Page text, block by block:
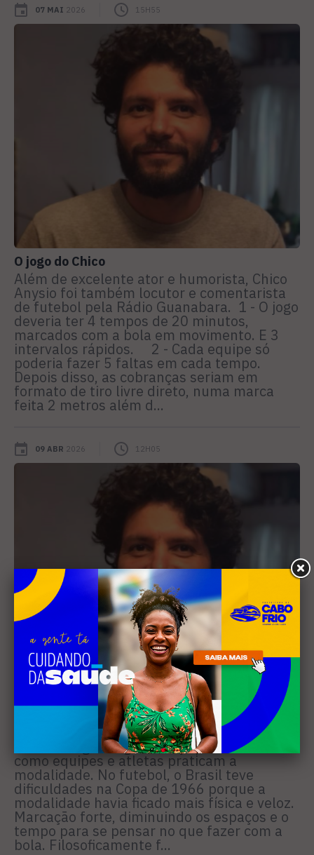
07 MAI 2026 15H55
O jogo do Chico
Além de excelente ator e humorista, Chico
Anysio foi também locutor e comentarista
de futebol pela Rádio Guanabara. 1 - O jogo
deveria ter 4 tempos de 20 minutos,
marcados com a bola em movimento. E 3
intervalos rápidos. 2 - Cada equipe só
poderia fazer 5 faltas em cada tempo.
Depois disso, as cobranças seriam em
formato de tiro livre direto, numa marca
feita 2 metros além d...
09 ABR 2026 12H05
Jogo camaleônico
O jogo esportivo profissional é vivo e muda.
Seja por novas regras envolvendo a inserção
de tecnologias digitais, seja pela maneira
como equipes e atletas praticam a
modalidade. No futebol, o Brasil teve
dificuldades na Copa de 1966 porque a
modalidade havia ficado mais física e veloz.
Marcação forte, diminuindo os espaços e o
tempo para se pensar no que fazer com a
bola. Filosoficamente f...